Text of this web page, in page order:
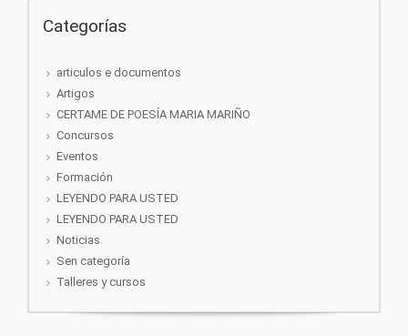
Categorías
articulos e documentos
Artigos
CERTAME DE POESÍA MARIA MARIÑO
Concursos
Eventos
Formación
LEYENDO PARA USTED
LEYENDO PARA USTED
Noticias
Sen categoría
Talleres y cursos